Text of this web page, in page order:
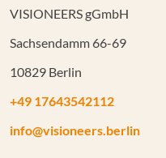
VISIONEERS gGmbH
Sachsendamm 66-69
10829 Berlin
+49 17643542112
info@visioneers.berlin